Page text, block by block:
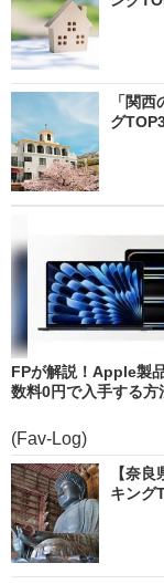
「関
グ
FPが解説！Apple製
数料0円で入手する方
(Fav-Log)
【奈
キング